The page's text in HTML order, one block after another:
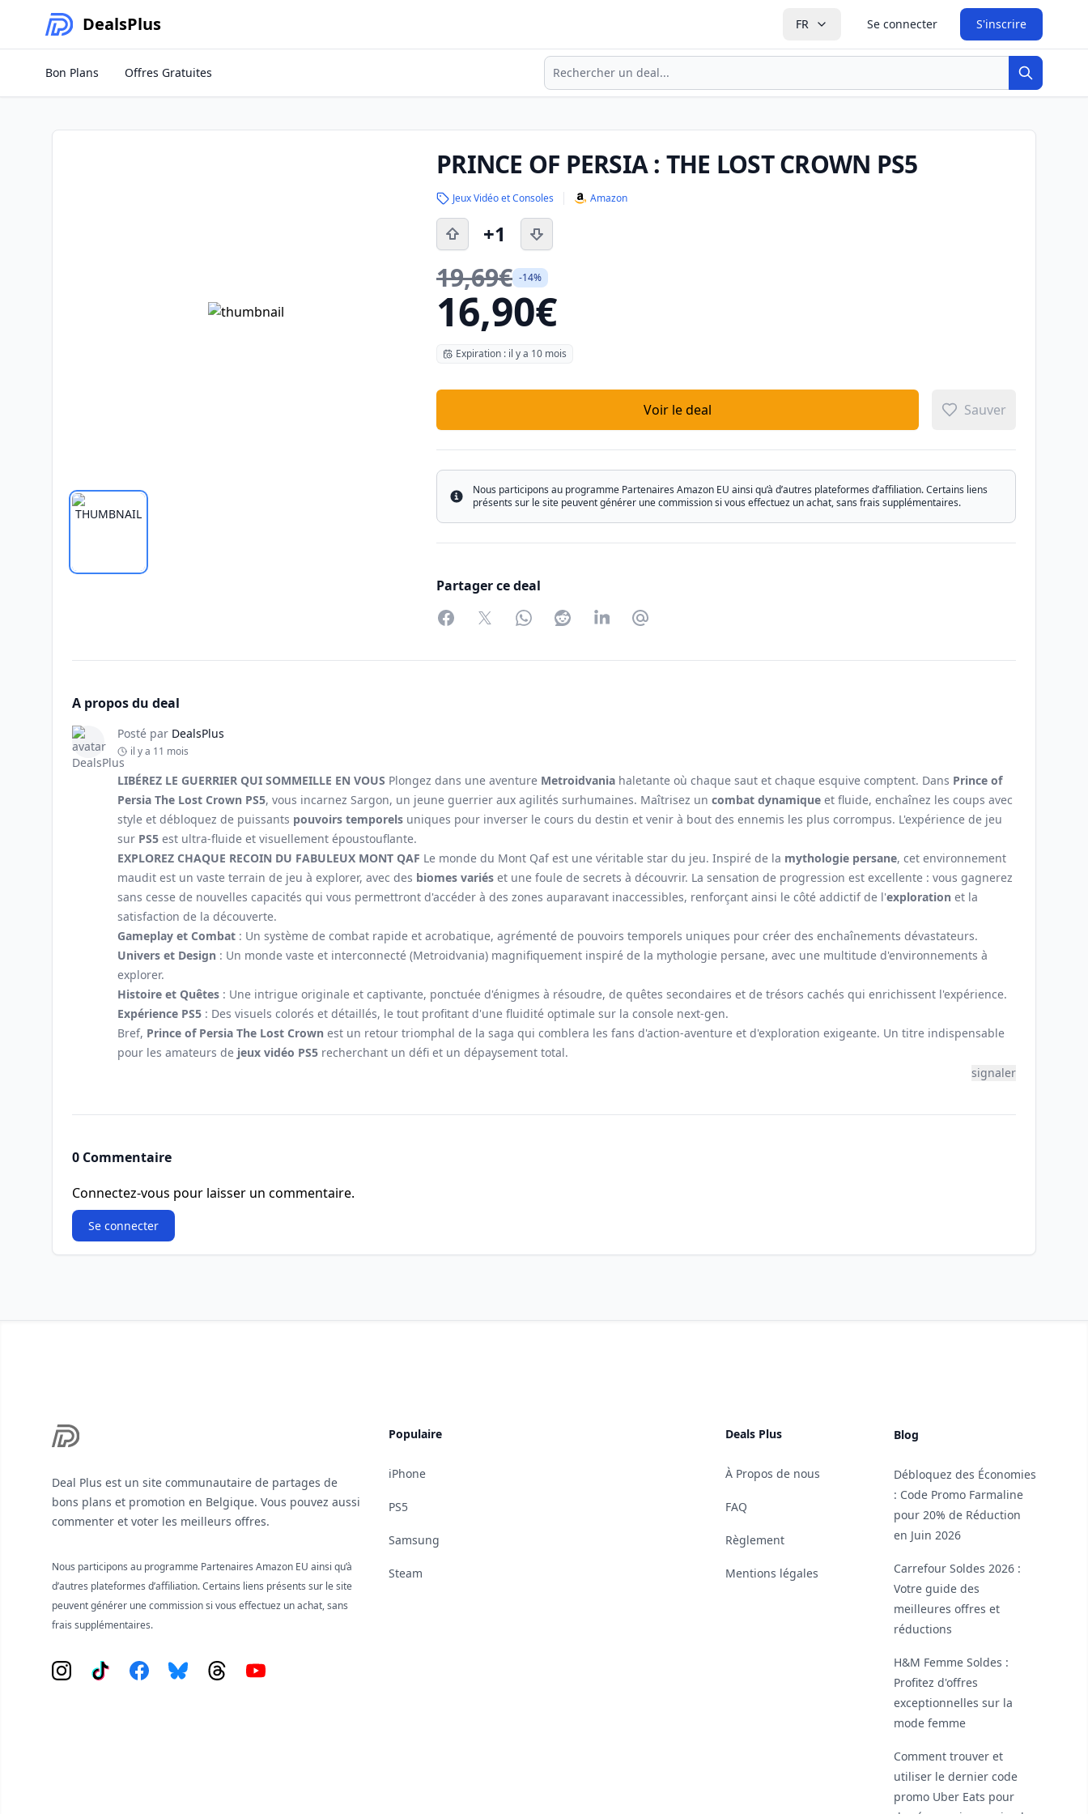
DealsPlus FR Se connecter S'inscrire
Recherche
Recherche
Bon Plans Offres Gratuites
PRINCE OF PERSIA : THE LOST CROWN PS5
Jeux Vidéo et Consoles Amazon
+1
19,69€ -14%
16,90€
Expiration : il y a 10 mois
Voir le deal Sauver
Info
Nous participons au programme Partenaires Amazon EU ainsi qu’à d’autres plateformes d’affiliation. Certains liens
présents sur le site peuvent générer une commission si vous effectuez un achat, sans frais supplémentaires.
Partager ce deal
FacebookTwitterWhatsAppRedditLinkedInPartager par Email
A propos du deal
Posté par DealsPlus
il y a 11 mois
LIBÉREZ LE GUERRIER QUI SOMMEILLE EN VOUS Plongez dans une aventure Metroidvania haletante où chaque saut et chaque esquive comptent. Dans Prince of
Persia The Lost Crown PS5, vous incarnez Sargon, un jeune guerrier aux agilités surhumaines. Maîtrisez un combat dynamique et fluide, enchaînez les coups avec
style et débloquez de puissants pouvoirs temporels uniques pour inverser le cours du destin et venir à bout des ennemis les plus corrompus. L'expérience de jeu
sur PS5 est ultra-fluide et visuellement époustouflante.
EXPLOREZ CHAQUE RECOIN DU FABULEUX MONT QAF Le monde du Mont Qaf est une véritable star du jeu. Inspiré de la mythologie persane, cet environnement
maudit est un vaste terrain de jeu à explorer, avec des biomes variés et une foule de secrets à découvrir. La sensation de progression est excellente : vous gagnerez
sans cesse de nouvelles capacités qui vous permettront d'accéder à des zones auparavant inaccessibles, renforçant ainsi le côté addictif de l'exploration et la
satisfaction de la découverte.
Gameplay et Combat : Un système de combat rapide et acrobatique, agrémenté de pouvoirs temporels uniques pour créer des enchaînements dévastateurs.
Univers et Design : Un monde vaste et interconnecté (Metroidvania) magnifiquement inspiré de la mythologie persane, avec une multitude d'environnements à
explorer.
Histoire et Quêtes : Une intrigue originale et captivante, ponctuée d'énigmes à résoudre, de quêtes secondaires et de trésors cachés qui enrichissent l'expérience.
Expérience PS5 : Des visuels colorés et détaillés, le tout profitant d'une fluidité optimale sur la console next-gen.
Bref, Prince of Persia The Lost Crown est un retour triomphal de la saga qui comblera les fans d'action-aventure et d'exploration exigeante. Un titre indispensable
pour les amateurs de jeux vidéo PS5 recherchant un défi et un dépaysement total.
signaler
0 Commentaire
Connectez-vous pour laisser un commentaire.
Se connecter
Deal Plus est un site communautaire de partages de
bons plans et promotion en Belgique. Vous pouvez aussi
commenter et voter les meilleurs offres.
Nous participons au programme Partenaires Amazon EU ainsi qu’à
d’autres plateformes d’affiliation. Certains liens présents sur le site
peuvent générer une commission si vous effectuez un achat, sans
frais supplémentaires.
Instagram
Tiktok FacebookBlueskyThreadsYouTube
Populaire
iPhone
PS5
Samsung
Steam
Deals Plus
À Propos de nous
FAQ
Règlement
Mentions légales
Blog
Débloquez des Économies
: Code Promo Farmaline
pour 20% de Réduction
en Juin 2026
Carrefour Soldes 2026 :
Votre guide des
meilleures offres et
réductions
H&M Femme Soldes :
Profitez d'offres
exceptionnelles sur la
mode femme
Comment trouver et
utiliser le dernier code
promo Uber Eats pour